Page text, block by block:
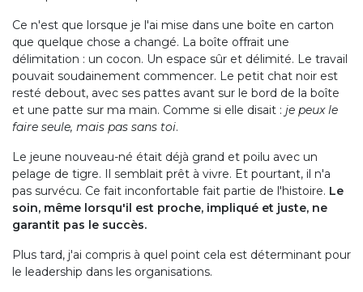
Ce n'est que lorsque je l'ai mise dans une boîte en carton
que quelque chose a changé. La boîte offrait une
délimitation : un cocon. Un espace sûr et délimité. Le travail
pouvait soudainement commencer. Le petit chat noir est
resté debout, avec ses pattes avant sur le bord de la boîte
et une patte sur ma main. Comme si elle disait : je peux le
faire seule, mais pas sans toi.
Le jeune nouveau-né était déjà grand et poilu avec un
pelage de tigre. Il semblait prêt à vivre. Et pourtant, il n'a
pas survécu. Ce fait inconfortable fait partie de l'histoire. Le
soin, même lorsqu'il est proche, impliqué et juste, ne
garantit pas le succès.
Plus tard, j'ai compris à quel point cela est déterminant pour
le leadership dans les organisations.